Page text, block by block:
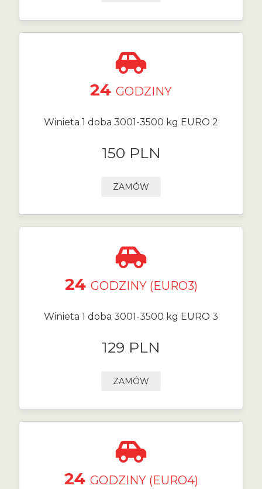
24 GODZINY
Winieta 1 doba 3001-3500 kg EURO 2
150 PLN
ZAMÓW
24 GODZINY (EURO3)
Winieta 1 doba 3001-3500 kg EURO 3
129 PLN
ZAMÓW
24 GODZINY (EURO4)